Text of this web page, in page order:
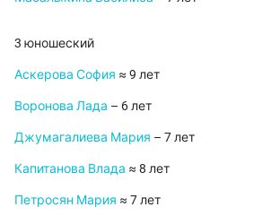
3 юношеский
Аскерова София ≈ 9 лет
Воронова Лада – 6 лет
Джумагалиева Мария – 7 лет
Капитанова Влада ≈ 8 лет
Петросян Мария ≈ 7 лет